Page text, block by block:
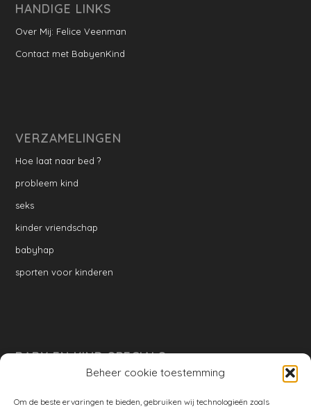
Beheer cookie toestemming
Om de beste ervaringen te bieden, gebruiken wij technologieën zoals
HANDIGE LINKS
Over Mij: Felice Veenman
Contact met BabyenKind
VERZAMELINGEN
Hoe laat naar bed ?
probleem kind
seks
kinder vriendschap
babyhap
sporten voor kinderen
BABY EN KIND SPECIALS
Ontwikkeling per week